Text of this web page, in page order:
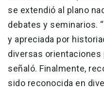
se extendió al plano
debates y seminarios.
y apreciada por
diversas orientaciones
señaló. Finalmente,
sido reconocida en